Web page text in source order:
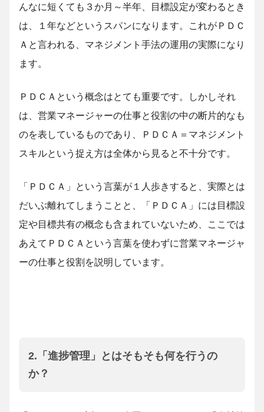
んなに短くても３か月～半年、目標設定が変わるとき
は、１年などというスパンになります。これがＰＤＣ
Ａと言われる、マネジメント手法の運用の実際になり
ます。
ＰＤＣＡという概念はとても重要です。しかしそれ
は、営業マネージャーの仕事と役割の中の断片的なも
のを表しているものであり、ＰＤＣＡ＝マネジメント
スキルという捉え方は全体から見ると不十分です。
「ＰＤＣＡ」という言葉が１人歩きすると、実際とは
だいぶ離れてしまうことと、「ＰＤＣＡ」には目標設
定や目標共有の概念も含まれていないため、ここでは
あえてＰＤＣＡという言葉を使わずに営業マネージャ
ーの仕事と役割を説明しています。
2.「進捗管理」とはそもそも何を行うの
か？